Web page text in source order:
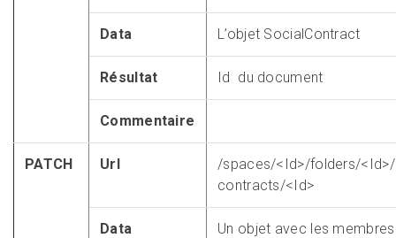
Data L’objet SocialContract
Résultat Id du document
Commentaire
PATCH Url
/spaces/<Id>/folders/
contracts/<Id>
Data
Un objet avec les